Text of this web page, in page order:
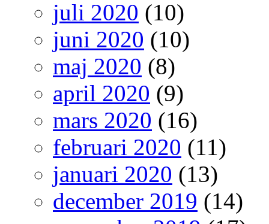
juli 2020 (10)
juni 2020 (10)
maj 2020 (8)
april 2020 (9)
mars 2020 (16)
februari 2020 (11)
januari 2020 (13)
december 2019 (14)